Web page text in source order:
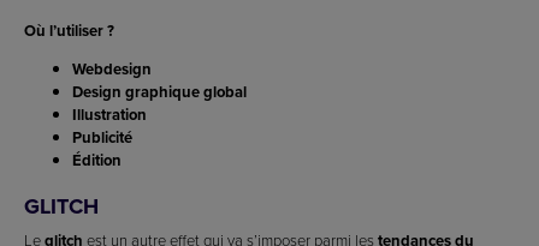
Où l’utiliser ?
Webdesign
Design graphique global
Illustration
Publicité
Édition
GLITCH
Leglitch est un autre effet qui va s’imposer parmi les tendances du